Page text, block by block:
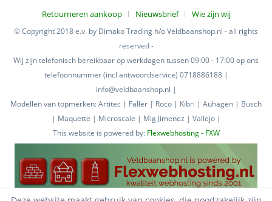
Retourneren aankoop
Nieuwsbrief Wie zijn wij
© Copyright 2018 e.v. by Dimako Trading h/o Veldbaanshop.nl - all rights
reserved -
Wij zijn telefonisch bereikbaar op werkdagen tussen 09:00 - 17:00 op ons
telefoonnummer (incl antwoordservice) 0718886188 |
info@veldbaanshop.nl |
Modellen van topmerken: Artitec | Faller | Roco | Kibri | Auhagen | Busch
| Maquette | Microscale | Mig Jimenez | Vallejo |
This website is powered by: Flexwebhosting - FXW